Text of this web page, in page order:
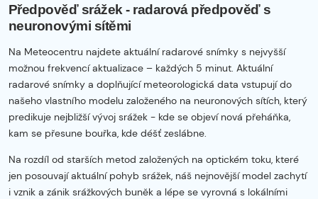
Předpověď srážek - radarová předpověď s
neuronovými sítěmi
Na Meteocentru najdete aktuální radarové snímky s nejvyšší
možnou frekvencí aktualizace – každých 5 minut. Aktuální
radarové snímky a doplňující meteorologická data vstupují do
našeho vlastního modelu založeného na neuronových sítích, který
predikuje nejbližší vývoj srážek - kde se objeví nová přeháňka,
kam se přesune bouřka, kde déšť zeslábne.
Na rozdíl od starších metod založených na optickém toku, které
jen posouvají aktuální pohyb srážek, náš nejnovější model zachytí
i vznik a zánik srážkových buněk a lépe se vyrovná s lokálními